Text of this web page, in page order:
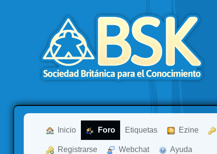
Inicio Foro Etiquetas Ezine
Registrarse Webchat Ayuda